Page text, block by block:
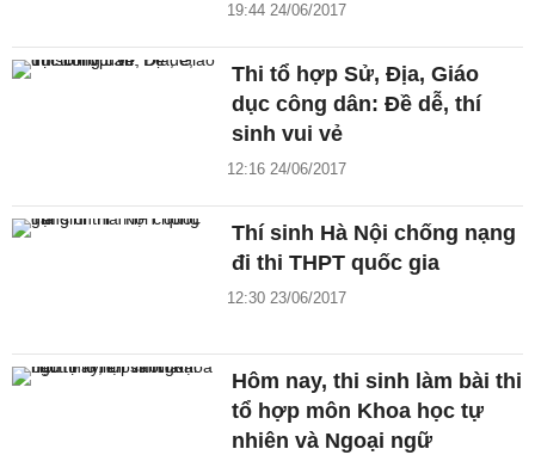
19:44 24/06/2017
Thi tổ hợp Sử, Địa, Giáo
dục công dân: Đề dễ, thí
sinh vui vẻ
12:16 24/06/2017
Thí sinh Hà Nội chống nạng
đi thi THPT quốc gia
12:30 23/06/2017
Hôm nay, thi sinh làm bài thi
tổ hợp môn Khoa học tự
nhiên và Ngoại ngữ